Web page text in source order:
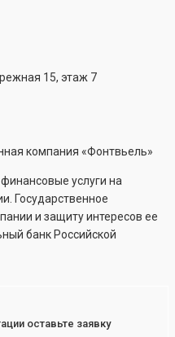
15, этаж 7
компания «Фонтвьель»
услуги на
Государственное
и защиту интересов ее
банк Российской
оставьте заявку